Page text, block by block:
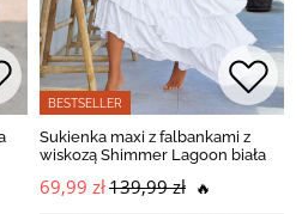
BESTSELLER
Sukienka maxi z falbankami z
wiskozą Shimmer Lagoon biała
69,99 zł139,99 zł 🔥